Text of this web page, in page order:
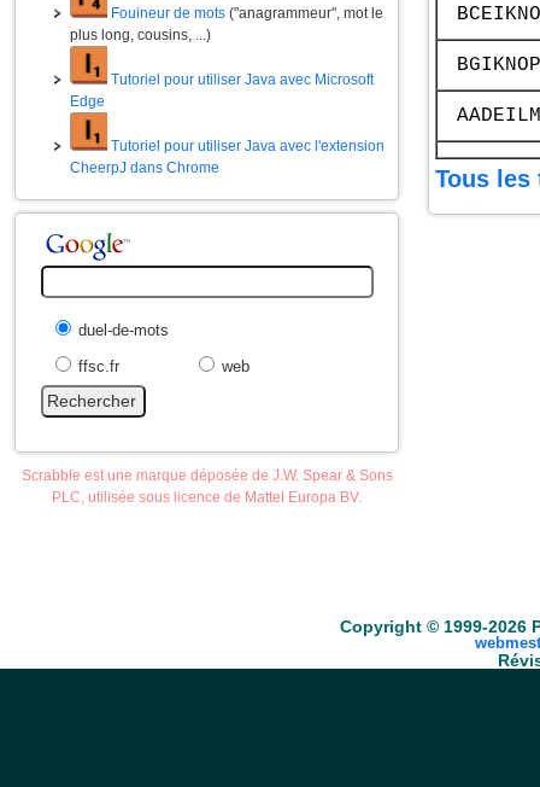
Fouineur de mots ("anagrammeur", mot le
plus long, cousins, ...)
Tutoriel pour utiliser Java avec Microsoft
Edge
Tutoriel pour utiliser Java avec l'extension
CheerpJ dans Chrome
duel-de-mots
ffsc.fr
web
Scrabble est une marque déposée de J.W. Spear & Sons
PLC, utilisée sous licence de Mattel Europa BV.
Tous les
Copyright © 1999-2026